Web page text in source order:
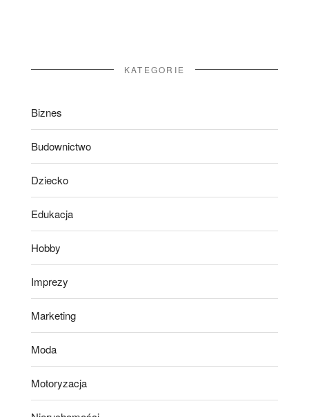
KATEGORIE
Biznes
Budownictwo
Dziecko
Edukacja
Hobby
Imprezy
Marketing
Moda
Motoryzacja